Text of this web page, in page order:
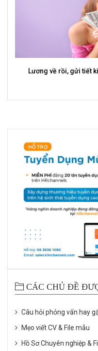
Đối phó với sếp độc hại
CÁC CHỦ ĐỀ
Câu hỏi phỏng vấn hay
Mẹo viết CV & File mẫu
Hồ Sơ Chuyên nghiệp &